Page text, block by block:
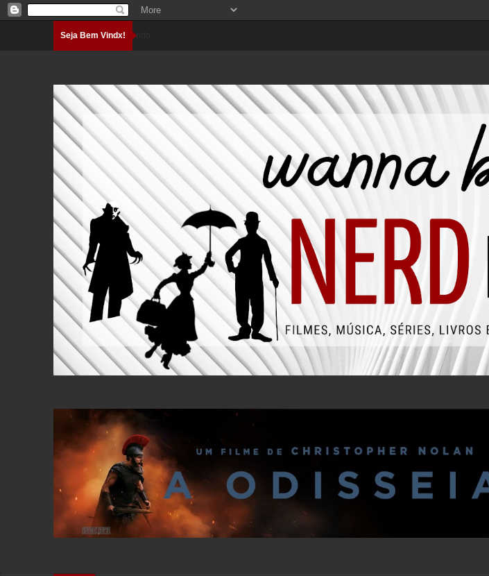
Seja Bem Vindx!Carregando...